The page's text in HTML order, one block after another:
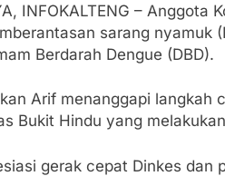
INFOKALTENG – Anggota
sarang nyamuk
Berdarah Dengue (DBD).
Arif menanggapi langkah
Bukit Hindu yang
gerak cepat Dinkes